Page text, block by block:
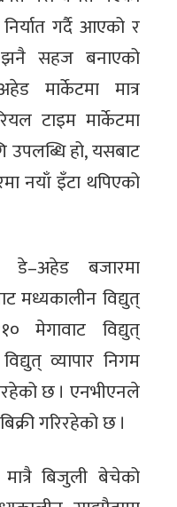
गर्दै आएको र
झनै सहज बनाएको
मार्केटमा मात्र
टाइम मार्केटमा
उपलब्धि हो, यसबाट
नयाँ इँटा थपिएको
डे–अहेड बजारमा
मध्यकालीन विद्युत्
मेगावाट विद्युत्
व्यापार निगम
छ । एनभीएनले
गरिरहेको छ ।
मात्रै बिजुली बेचेको